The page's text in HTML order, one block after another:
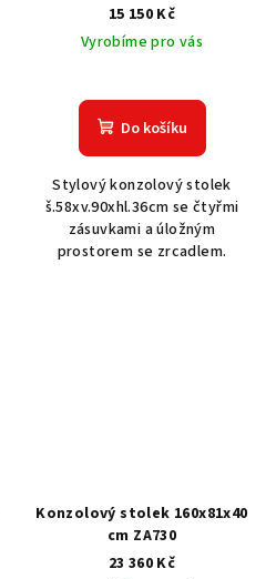
15 150 Kč
Vyrobíme pro vás
Do košíku
Stylový konzolový stolek
š.58xv.90xhl.36cm se čtyřmi
zásuvkami a úložným
prostorem se zrcadlem.
Konzolový stolek 160x81x40
cm ZA730
23 360 Kč